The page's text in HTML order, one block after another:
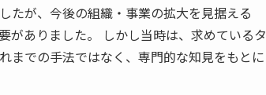
たが、今後の組織・事業の拡大を見据える
がありました。 しかし当時は、求めているタ
までの手法ではなく、専門的な知見をもとに